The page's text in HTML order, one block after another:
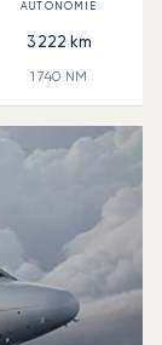
3 222 km
1 740 NM